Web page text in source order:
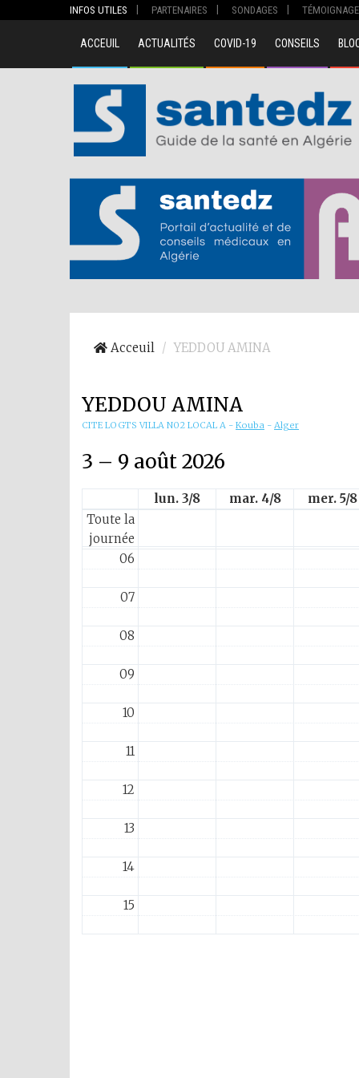
INFOS UTILES PARTENAIRES SONDAGES
ACCEUIL ACTUALITÉS COVID-19 CONSEILS
Acceuil YEDDOU AMINA
YEDDOU AMINA
CITE LOGTS VILLA N02 LOCAL A - Kouba - Alger
3 – 9 août 2026
lun. 3/8 mar. 4/8 mer. 5/8
Toute la
journée
02
05
06
07
08
09
10
11
12
13
14
15